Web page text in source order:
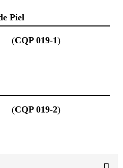
Piel
(CQP 019-1)
(CQP 019-2)